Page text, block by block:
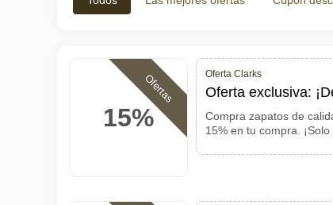
15%
Ofertas Oferta Clarks
Oferta exclusiva:
Compra zapatos de
15% en tu compra.